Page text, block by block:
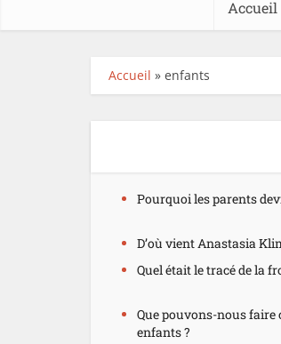
Accueil
Accueil » enfants
Pourquoi les parents
D’où vient Anastasia
Quel était le tracé de la
Que pouvons-nous faire
enfants ?